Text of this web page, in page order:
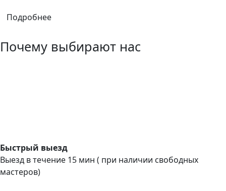
Подробнее
Почему выбирают нас
Быстрый выезд
Выезд в течение 15 мин ( при наличии свободных
мастеров)